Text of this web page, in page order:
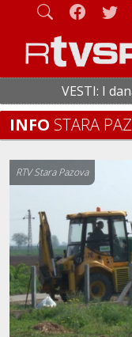
VESTI: I
INFO STARA
RTV Stara Pazova